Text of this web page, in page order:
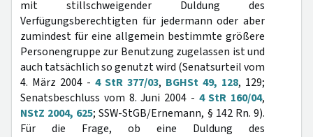
mit stillschweigender Duldung des
Verfügungsberechtigten für jedermann oder aber
zumindest für eine allgemein bestimmte größere
Personengruppe zur Benutzung zugelassen ist und
auch tatsächlich so genutzt wird (Senatsurteil vom
4. März 2004 - 4 StR 377/03, BGHSt 49, 128, 129;
Senatsbeschluss vom 8. Juni 2004 - 4 StR 160/04,
NStZ 2004, 625; SSW-StGB/Ernemann, § 142 Rn. 9).
Für die Frage, ob eine Duldung des